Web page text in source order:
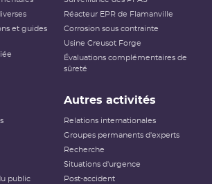
et guides
Réacteur EPR de Flamanville
Corrosion sous contrainte
Usine Creusot Forge
Évaluations complémentaires de
sûreté
public
Autres activités
Relations internationales
Groupes permanents d'experts
Recherche
Situations d'urgence
Post-accident